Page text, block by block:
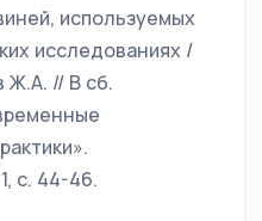
используемых
исследованиях /
Ж.А. // В сб.
с. 44-46.